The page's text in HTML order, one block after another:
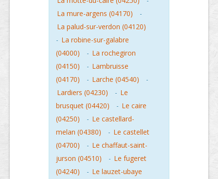
La mure-argens (04170)
-
La palud-sur-verdon (04120)
- La robine-sur-galabre
(04000)
- La rochegiron
(04150)
- Lambruisse
(04170)
- Larche (04540)
-
Lardiers (04230)
- Le
brusquet (04420)
- Le caire
(04250)
- Le castellard-
melan (04380)
- Le castellet
(04700)
- Le chaffaut-saint-
jurson (04510)
- Le fugeret
(04240)
- Le lauzet-ubaye